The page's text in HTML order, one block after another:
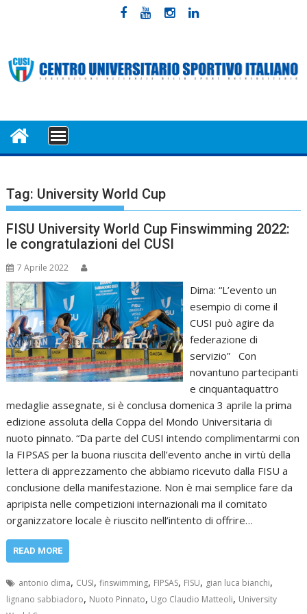
MENU
Tag: University World Cup
FISU University World Cup Finswimming 2022:
le congratulazioni del CUSI
7 Aprile 2022
Dima: “L’evento un
esempio di come il
CUSI può agire da
federazione di
servizio” Con
novantuno partecipanti
e cinquantaquattro
medaglie assegnate, si è conclusa domenica 3 aprile la prima
edizione assoluta della Coppa del Mondo Universitaria di
nuoto pinnato. “Da parte del CUSI intendo complimentarmi con
la FIPSAS per la buona riuscita dell’evento anche in virtù della
lettera di apprezzamento che abbiamo ricevuto dalla FISU a
conclusione della manifestazione. Non è mai semplice fare da
apripista nelle competizioni internazionali ma il comitato
organizzatore locale è riuscito nell’intento di offrire…
READ MORE
antonio dima, CUSI,finswimming, FIPSAS, FISU, gian luca bianchi,
lignano sabbiadoro, Nuoto Pinnato, Ugo Claudio Matteoli, University